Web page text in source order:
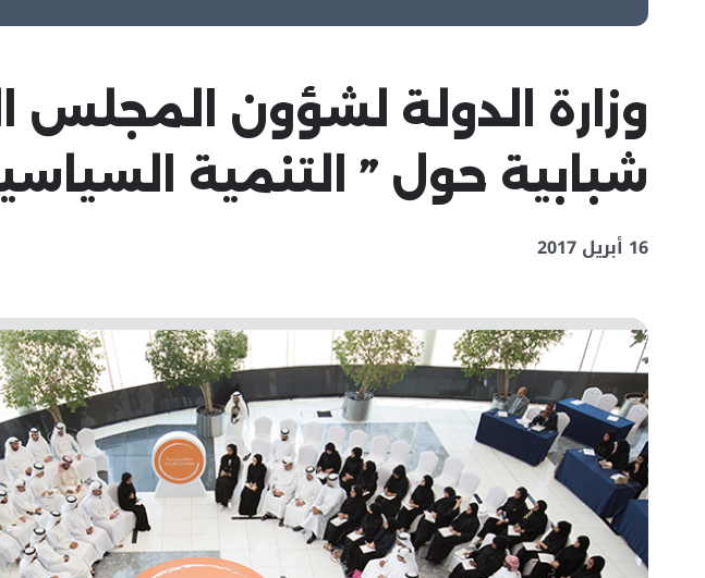
وزارة الدولة لشؤون
شبابية حول ” التنمية
16 أبريل 2017